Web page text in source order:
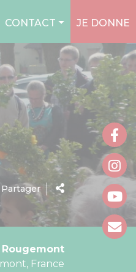
CONTACT JE DONNE
Partager
France